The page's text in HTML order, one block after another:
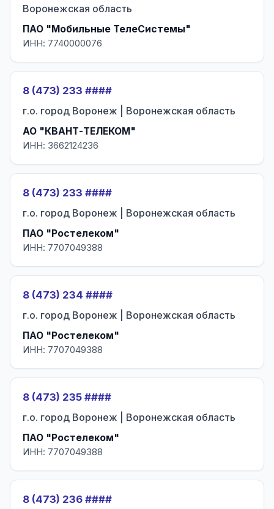
Воронежская область
ПАО "Мобильные ТелеСистемы"
ИНН: 7740000076
8 (473) 233 ####
г.о. город Воронеж | Воронежская область
АО "КВАНТ-ТЕЛЕКОМ"
ИНН: 3662124236
8 (473) 233 ####
г.о. город Воронеж | Воронежская область
ПАО "Ростелеком"
ИНН: 7707049388
8 (473) 234 ####
г.о. город Воронеж | Воронежская область
ПАО "Ростелеком"
ИНН: 7707049388
8 (473) 235 ####
г.о. город Воронеж | Воронежская область
ПАО "Ростелеком"
ИНН: 7707049388
8 (473) 236 ####